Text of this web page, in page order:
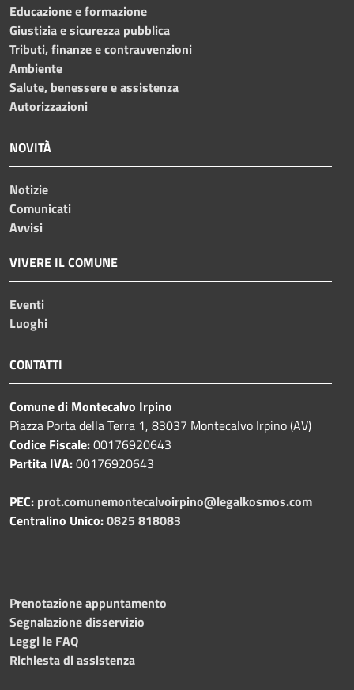
Educazione e formazione
Giustizia e sicurezza pubblica
Tributi, finanze e contravvenzioni
Ambiente
Salute, benessere e assistenza
Autorizzazioni
NOVITÀ
Notizie
Comunicati
Avvisi
VIVERE IL COMUNE
Eventi
Luoghi
CONTATTI
Comune di Montecalvo Irpino
Piazza Porta della Terra 1, 83037 Montecalvo Irpino (AV)
Codice Fiscale:00176920643
Partita IVA:00176920643
PEC: prot.comunemontecalvoirpino@legalkosmos.com
Centralino Unico:0825 818083
Prenotazione appuntamento
Segnalazione disservizio
Leggi le FAQ
Richiesta di assistenza